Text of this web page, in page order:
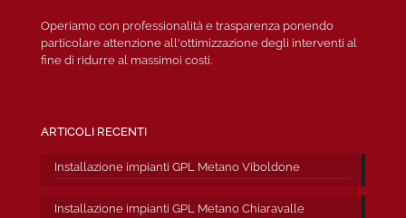
Operiamo con professionalità e trasparenza ponendo
particolare attenzione all'ottimizzazione degli interventi al
fine di ridurre al massimoi costi.
ARTICOLI RECENTI
Installazione impianti GPL Metano Viboldone
Installazione impianti GPL Metano Chiaravalle